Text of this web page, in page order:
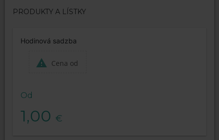
PRODUKTY A LÍSTKY
Hodinová sadzba
Cena od
Od
1,00 €